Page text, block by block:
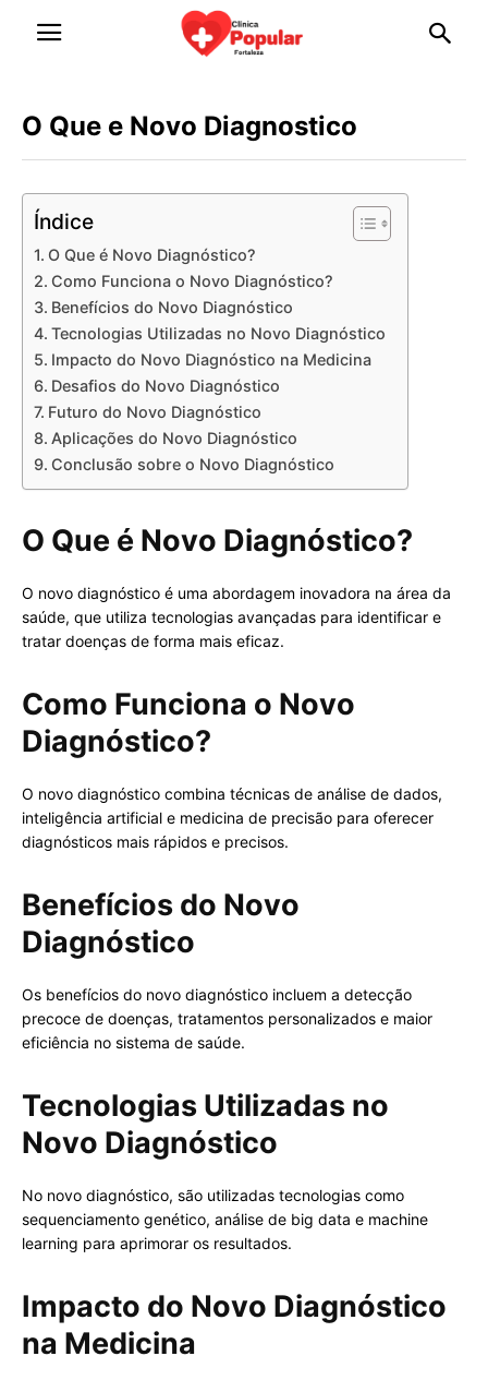
O Que e Novo Diagnostico
Índice
O Que é Novo Diagnóstico?
Como Funciona o Novo Diagnóstico?
Benefícios do Novo Diagnóstico
Tecnologias Utilizadas no Novo Diagnóstico
Impacto do Novo Diagnóstico na Medicina
Desafios do Novo Diagnóstico
Futuro do Novo Diagnóstico
Aplicações do Novo Diagnóstico
Conclusão sobre o Novo Diagnóstico
O Que é Novo Diagnóstico?
O novo diagnóstico é uma abordagem inovadora na área da
saúde, que utiliza tecnologias avançadas para identificar e
tratar doenças de forma mais eficaz.
Como Funciona o Novo
Diagnóstico?
O novo diagnóstico combina técnicas de análise de dados,
inteligência artificial e medicina de precisão para oferecer
diagnósticos mais rápidos e precisos.
Benefícios do Novo
Diagnóstico
Os benefícios do novo diagnóstico incluem a detecção
precoce de doenças, tratamentos personalizados e maior
eficiência no sistema de saúde.
Tecnologias Utilizadas no
Novo Diagnóstico
No novo diagnóstico, são utilizadas tecnologias como
sequenciamento genético, análise de big data e machine
learning para aprimorar os resultados.
Impacto do Novo Diagnóstico
na Medicina